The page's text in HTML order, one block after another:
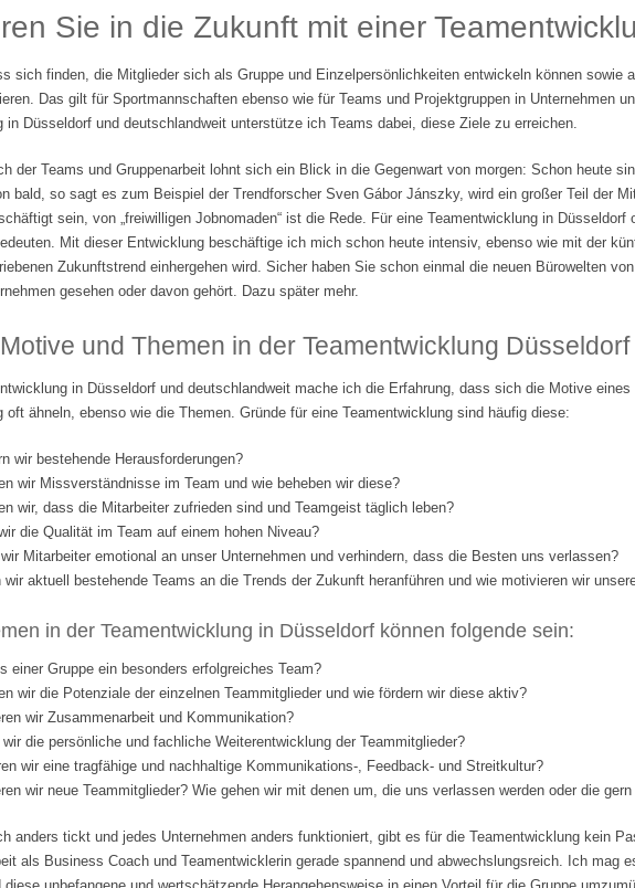
Sie in die Zukunft mit einer
sich finden, die Mitglieder sich als Gruppe und Einzelpersönlichkeiten entwickeln können sowie
Das gilt für Sportmannschaften ebenso wie für Teams und Projektgruppen in Unternehmen
in Düsseldorf und deutschlandweit unterstütze ich Teams dabei, diese Ziele zu erreichen.
der Teams und Gruppenarbeit lohnt sich ein Blick in die Gegenwart von morgen: Schon heute
bald, so sagt es zum Beispiel der Trendforscher Sven Gábor Jánszky, wird ein großer Teil der
sein, von „freiwilligen Jobnomaden“ ist die Rede. Für eine Teamentwicklung in Düsseldorf
Mit dieser Entwicklung beschäftige ich mich schon heute intensiv, ebenso wie mit der
Zukunftstrend einhergehen wird. Sicher haben Sie schon einmal die neuen Bürowelten
gesehen oder davon gehört. Dazu später mehr.
und Themen in der Teamentwicklung Düsseldorf
in Düsseldorf und deutschlandweit mache ich die Erfahrung, dass sich die Motive
oft ähneln, ebenso wie die Themen. Gründe für eine Teamentwicklung sind häufig diese:
wir bestehende Herausforderungen?
wir Missverständnisse im Team und wie beheben wir diese?
wir, dass die Mitarbeiter zufrieden sind und Teamgeist täglich leben?
die Qualität im Team auf einem hohen Niveau?
Mitarbeiter emotional an unser Unternehmen und verhindern, dass die Besten uns verlassen?
wir aktuell bestehende Teams an die Trends der Zukunft heranführen und wie motivieren wir
in der Teamentwicklung in Düsseldorf können folgende sein:
einer Gruppe ein besonders erfolgreiches Team?
wir die Potenziale der einzelnen Teammitglieder und wie fördern wir diese aktiv?
wir Zusammenarbeit und Kommunikation?
die persönliche und fachliche Weiterentwicklung der Teammitglieder?
wir eine tragfähige und nachhaltige Kommunikations-, Feedback- und Streitkultur?
wir neue Teammitglieder? Wie gehen wir mit denen um, die uns verlassen werden oder die
anders tickt und jedes Unternehmen anders funktioniert, gibt es für die Teamentwicklung kein
als Business Coach und Teamentwicklerin gerade spannend und abwechslungsreich. Ich mag